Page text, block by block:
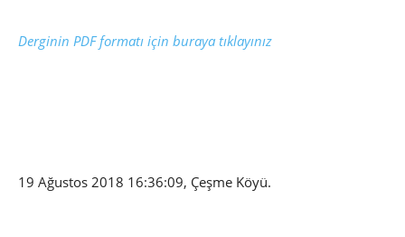
Derginin PDF formatı için buraya tıklayınız
19 Ağustos 2018 16:36:09, Çeşme Köyü.